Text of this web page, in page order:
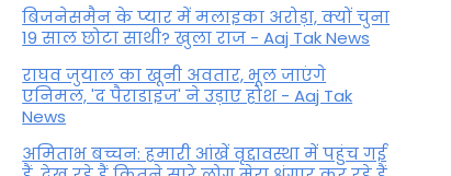
बिजनेसमैन के प्यार में मलाइका अरोड़ा, क्यों चुना
19 साल छोटा साथी? खुला राज - Aaj Tak News
राघव जुयाल का खूनी अवतार, भूल जाएंगे
एनिमल, 'द पैराडाइज' ने उड़ाए होश - Aaj Tak
News
अमिताभ बच्चन: हमारी आंखें वृद्दावस्था में पहुंच गई